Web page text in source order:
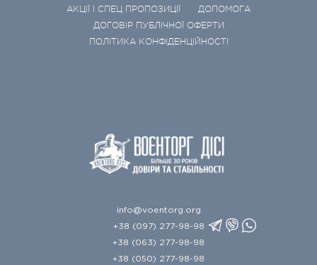
АКЦІЇ І СПЕЦ ПРОПОЗИЦІЇ
ДОПОМОГА
ДОГОВІР ПУБЛІЧНОЇ ОФЕРТИ
ПОЛІТИКА КОНФІДЕНЦІЙНОСТІ
info@voentorg.org
+38 (097) 277-98-98
+38 (063) 277-98-98
+38 (050) 277-98-98